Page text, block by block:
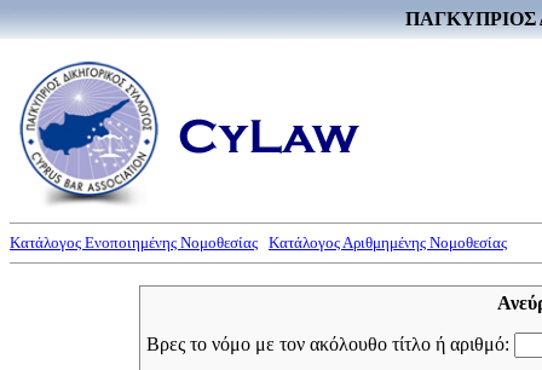
ΠΑΓΚΥΠΡΙΟΣ
Κατάλογος Ενοποιημένης Νομοθεσίας Κατάλογος Αριθμημένης Νομοθεσίας
Βρες το νόμο με τον ακόλουθο τίτλο ή αριθμό: